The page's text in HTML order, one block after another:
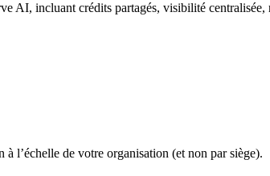
AI, incluant crédits partagés, visibilité
à l’échelle de votre organisation (et non par siège).